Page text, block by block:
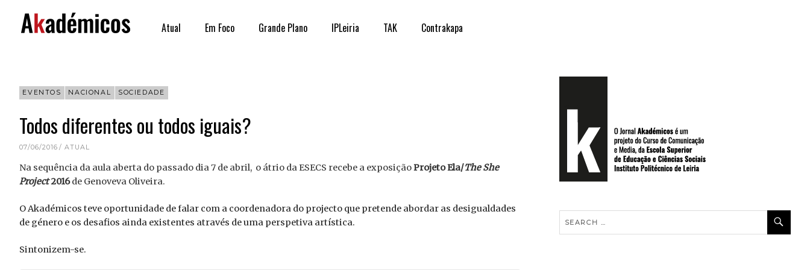
content
Atual Em Foco Grande Plano IPLeiria TAK Contrakapa
EVENTOS NACIONAL SOCIEDADE
Todos diferentes ou todos iguais?
07/06/2016 ATUAL
Na sequência da aula aberta do passado dia 7 de abril, o átrio da ESECS recebe a exposiçãoProjeto Ela/The She
Project2016de Genoveva Oliveira.
O Akadémicos teve oportunidade de falar com a coordenadora do projecto que pretende abordar as desigualdades
de género e os desafios ainda existentes através de uma perspetiva artística.
Sintonizem-se.